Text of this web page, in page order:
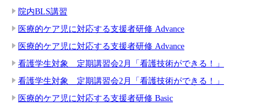
院内BLS講習
医療的ケア児に対応する支援者研修 Advance
医療的ケア児に対応する支援者研修 Advance
看護学生対象 定期講習会2月「看護技術ができる！」
看護学生対象 定期講習会2月「看護技術ができる！」
医療的ケア児に対応する支援者研修 Basic